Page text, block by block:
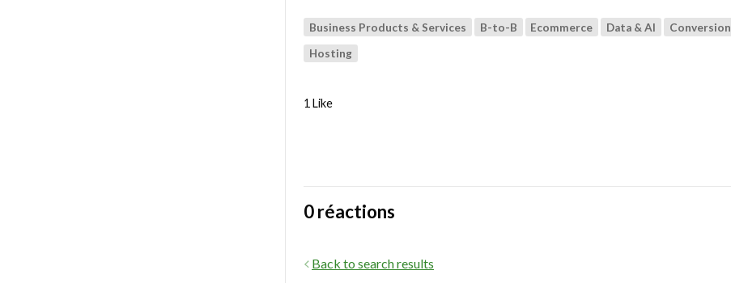
Business Products & Services B-to-B Ecommerce Data & AI Conversion
Hosting
1 Like
0 réactions
Back to search results